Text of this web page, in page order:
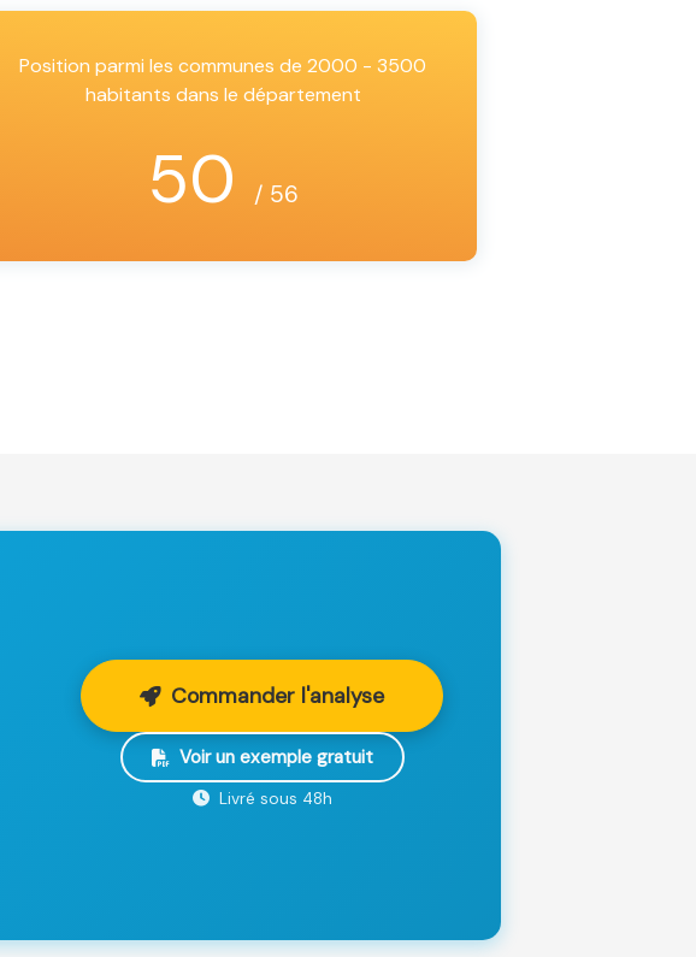
Position parmi les communes de 2000 - 3500
habitants dans le département
50 / 56
Commander l'analyse
Voir un exemple gratuit
Livré sous 48h